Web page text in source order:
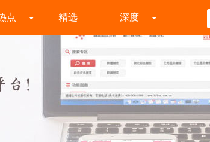
点 精选 深度